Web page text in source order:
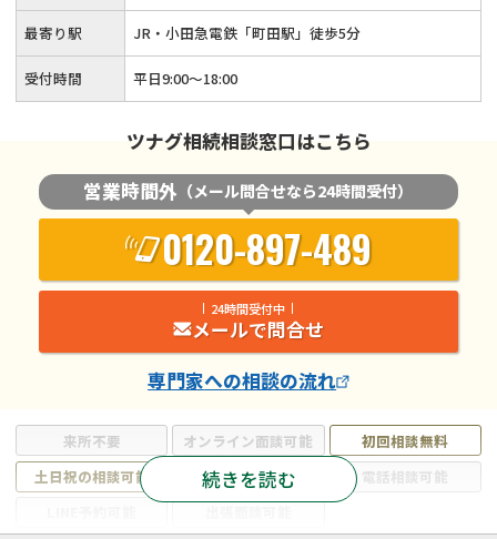
来所不要 オンライン面談可能
初回相談無料
土日祝の相談可能
19時以降電話可能
電話相談可能
続きを読む
最寄り駅 JR・小田急電鉄「町田駅」徒歩5分
受付時間 平日9:00～18:00
ツナグ相続相談窓口はこちら
営業時間外 （メール問合せなら24時間受付）
0120-897-489
24時間受付中
メールで問合せ
専門家への相談の流れ